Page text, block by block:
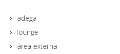
adega
lounge
área externa